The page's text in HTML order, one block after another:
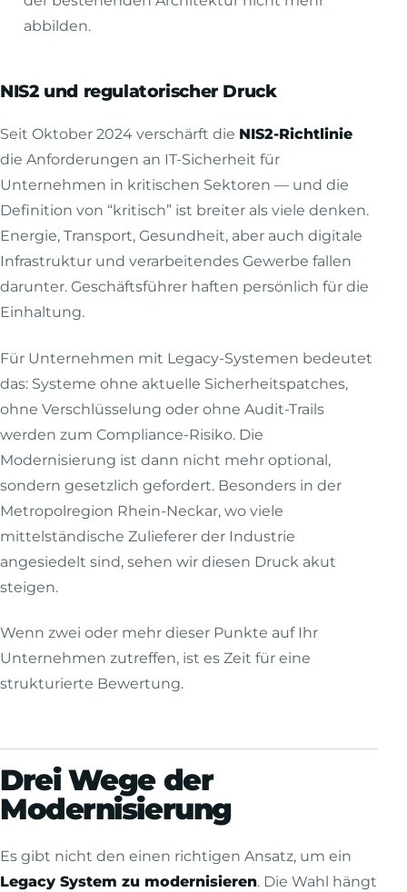
abbilden.
NIS2 und regulatorischer Druck
Seit Oktober 2024 verschärft die NIS2-Richtlinie
die Anforderungen an IT-Sicherheit für
Unternehmen in kritischen Sektoren — und die
Definition von “kritisch” ist breiter als viele denken.
Energie, Transport, Gesundheit, aber auch digitale
Infrastruktur und verarbeitendes Gewerbe fallen
darunter. Geschäftsführer haften persönlich für die
Einhaltung.
Für Unternehmen mit Legacy-Systemen bedeutet
das: Systeme ohne aktuelle Sicherheitspatches,
ohne Verschlüsselung oder ohne Audit-Trails
werden zum Compliance-Risiko. Die
Modernisierung ist dann nicht mehr optional,
sondern gesetzlich gefordert. Besonders in der
Metropolregion Rhein-Neckar, wo viele
mittelständische Zulieferer der Industrie
angesiedelt sind, sehen wir diesen Druck akut
steigen.
Wenn zwei oder mehr dieser Punkte auf Ihr
Unternehmen zutreffen, ist es Zeit für eine
strukturierte Bewertung.
Drei Wege der
Modernisierung
Es gibt nicht den einen richtigen Ansatz, um ein
Legacy System zu modernisieren. Die Wahl hängt